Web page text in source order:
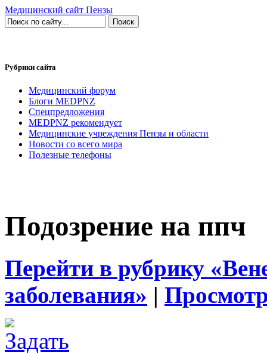
Медицинский сайт Пензы
Рубрики сайта
Медицинский форум
Блоги MEDPNZ
Спецпредложения
MEDPNZ рекомендует
Медицинские учреждения Пензы и области
Новости со всего мира
Полезные телефоны
Подозрение на ппч
Перейти в рубрику
заболевания» |